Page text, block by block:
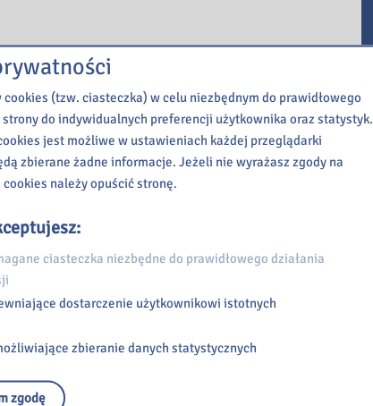
(tzw. ciasteczka) w celu niezbędnym do prawidłowego
do indywidualnych preferencji użytkownika oraz statystyk.
jest możliwe w ustawieniach każdej przeglądarki
zbierane żadne informacje. Jeżeli nie wyrażasz zgody na
należy opuścić stronę.
ciasteczka niezbędne do prawidłowego działania
dostarczenie użytkownikowi istotnych
zbieranie danych statystycznych
zgodę